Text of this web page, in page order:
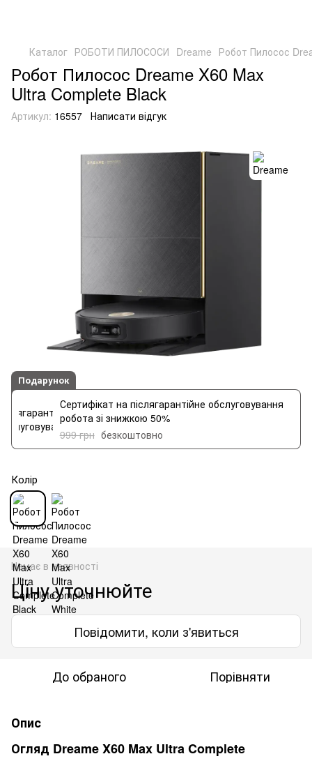
Каталог РОБОТИ ПИЛОСОСИ Dreame Робот Пилосос
Робот Пилосос Dreame X60 Max
Ultra Complete Black
Артикул: 16557 Написати відгук
Подарунок
Сертифікат на післягарантійне обслуговування
робота зі знижкою 50%
999 грн безкоштовно
Колір
Немає в наявності
Ціну уточнюйте
Повідомити, коли з'явиться
До обраного Порівняти
Опис
Огляд Dreame X60 Max Ultra Complete